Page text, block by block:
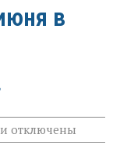
в
к
записи
отключены